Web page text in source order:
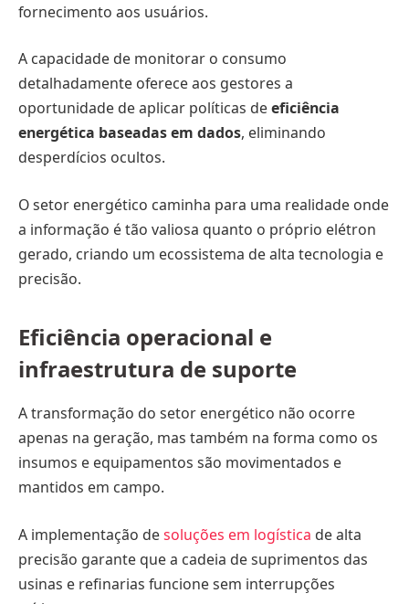
fornecimento aos usuários.
A capacidade de monitorar o consumo
detalhadamente oferece aos gestores a
oportunidade de aplicar políticas deeficiência
energética baseadas em dados, eliminando
desperdícios ocultos.
O setor energético caminha para uma realidade onde
a informação é tão valiosa quanto o próprio elétron
gerado, criando um ecossistema de alta tecnologia e
precisão.
Eficiência operacional e
infraestrutura de suporte
A transformação do setor energético não ocorre
apenas na geração, mas também na forma como os
insumos e equipamentos são movimentados e
mantidos em campo.
A implementação desoluções em logística de alta
precisão garante que a cadeia de suprimentos das
usinas e refinarias funcione sem interrupções